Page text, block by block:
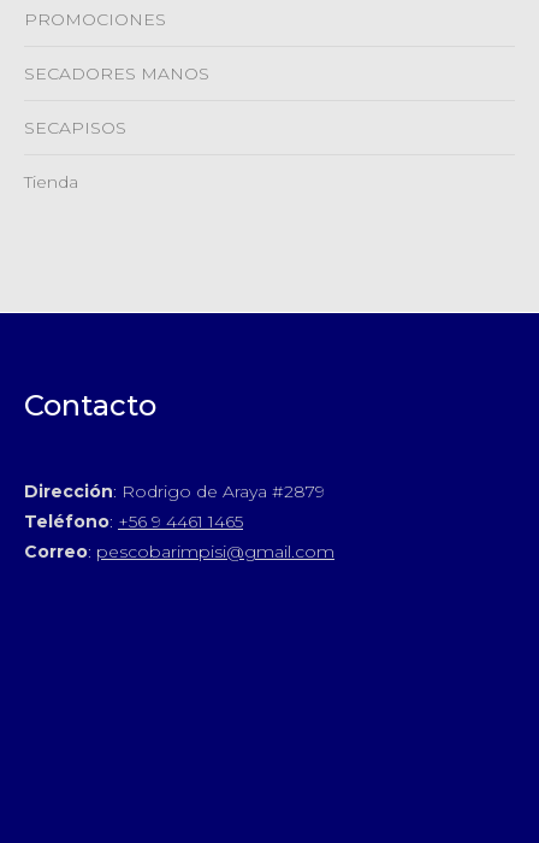
PROMOCIONES
SECADORES MANOS
SECAPISOS
Tienda
Contacto
Dirección: Rodrigo de Araya #2879
Teléfono: +56 9 4461 1465
Correo: pescobarimpisi@gmail.com